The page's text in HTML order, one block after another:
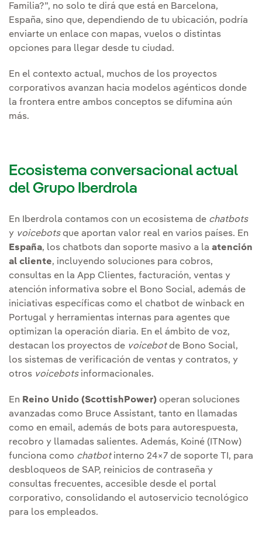
Familia?”, no solo te dirá que está en Barcelona,
España, sino que, dependiendo de tu ubicación, podría
enviarte un enlace con mapas, vuelos o distintas
opciones para llegar desde tu ciudad.
En el contexto actual, muchos de los proyectos
corporativos avanzan hacia modelos agénticos donde
la frontera entre ambos conceptos se difumina aún
más.
Ecosistema conversacional actual
del Grupo Iberdrola
En Iberdrola contamos con un ecosistema de chatbots
y voicebotsque aportan valor real en varios países. En
España, los chatbots dan soporte masivo a la atención
al cliente, incluyendo soluciones para cobros,
consultas en la App Clientes, facturación, ventas y
atención informativa sobre el Bono Social, además de
iniciativas específicas como el chatbot de winback en
Portugal y herramientas internas para agentes que
optimizan la operación diaria. En el ámbito de voz,
destacan los proyectos de voicebotde Bono Social,
los sistemas de verificación de ventas y contratos, y
otros voicebotsinformacionales.
En Reino Unido (ScottishPower) operan soluciones
avanzadas como Bruce Assistant, tanto en llamadas
como en email, además de bots para autorespuesta,
recobro y llamadas salientes. Además, Koiné (ITNow)
funciona como chatbotinterno 24×7 de soporte TI, para
desbloqueos de SAP, reinicios de contraseña y
consultas frecuentes, accesible desde el portal
corporativo, consolidando el autoservicio tecnológico
para los empleados.